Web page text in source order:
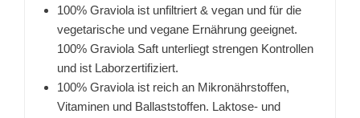
100% Graviola ist unfiltriert & vegan und für die
vegetarische und vegane Ernährung geeignet.
100% Graviola Saft unterliegt strengen Kontrollen
und ist Laborzertifiziert.
100% Graviola ist reich an Mikronährstoffen,
Vitaminen und Ballaststoffen. Laktose- und